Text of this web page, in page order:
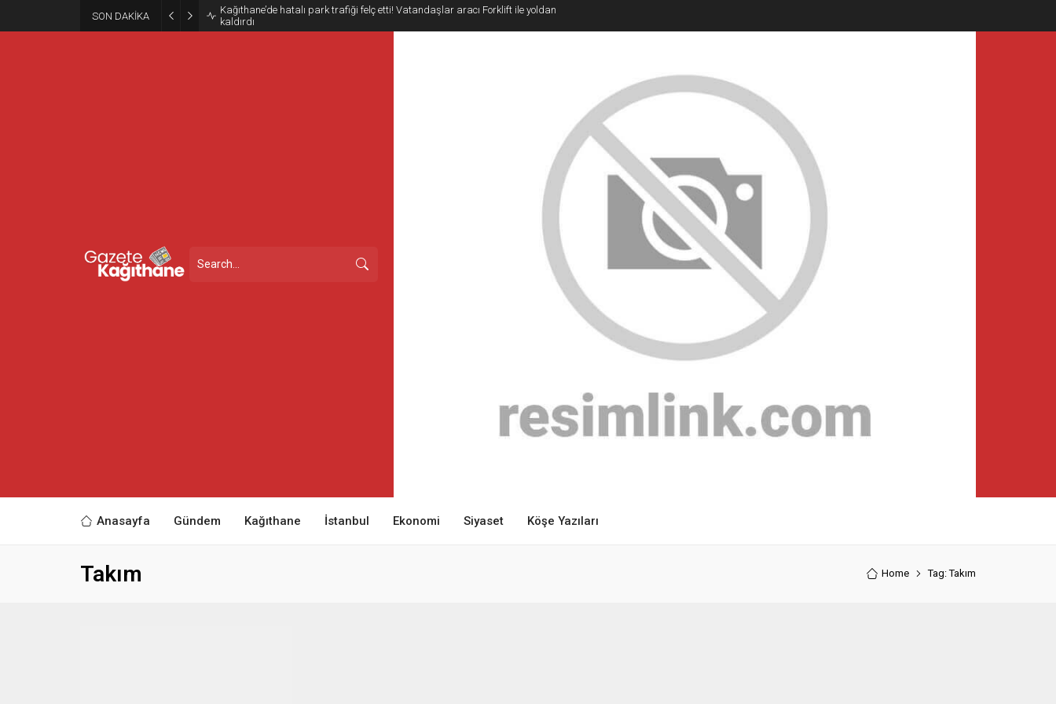
SON DAKİKA
Kağıthane’de hatalı park trafiği felç etti! Vatandaşlar aracı Forklift ile yoldan
kaldırdı
Anasayfa Gündem Kağıthane İstanbul Ekonomi Siyaset Köşe Yazıları
Takım Home Tag: Takım